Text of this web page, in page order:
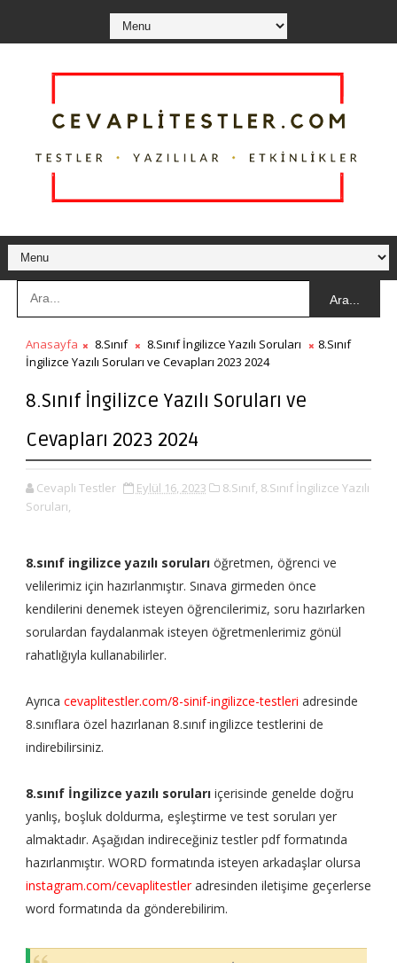
Ara...
Anasayfa 8.Sınıf 8.Sınıf İngilizce Yazılı Soruları
8.Sınıf
İngilizce Yazılı Soruları ve Cevapları 2023 2024
8.Sınıf İngilizce Yazılı Soruları ve
Cevapları 2023 2024
Cevaplı Testler Eylül 16, 2023 8.Sınıf, 8.Sınıf İngilizce Yazılı
Soruları,
8.sınıf ingilizce yazılı sorularıöğretmen, öğrenci ve
velilerimiz için hazırlanmıştır. Sınava girmeden önce
kendilerini denemek isteyen öğrencilerimiz, soru hazırlarken
sorulardan faydalanmak isteyen öğretmenlerimiz gönül
rahatlığıyla kullanabilirler.
Ayrıca cevaplitestler.com/8-sinif-ingilizce-testleri adresinde
8.sınıflara özel hazırlanan 8.sınıf ingilizce testlerini de
indirebilirsiniz.
8.sınıf İngilizce yazılı sorularıiçerisinde genelde doğru
yanlış, boşluk doldurma, eşleştirme ve test soruları yer
almaktadır. Aşağıdan indireceğiniz testler pdf formatında
hazırlanmıştır. WORD formatında isteyen arkadaşlar olursa
instagram.com/cevaplitestleradresinden iletişime geçerlerse
word formatında da gönderebilirim.